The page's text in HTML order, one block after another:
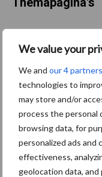
We value your
We and our 4 partners
technologies to
may store and/or
process the personal
browsing data, for
personalized ads and
effectiveness,
geolocation data,